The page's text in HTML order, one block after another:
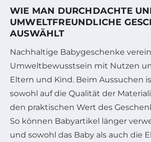
WIE MAN DURCHDACHTE
UMWELTFREUNDLICHE
AUSWÄHLT
Nachhaltige Babygeschenke
Umweltbewusstsein mit Nutzen
Eltern und Kind. Beim Aussuchen
sowohl auf die Qualität der
den praktischen Wert des
So können Babyartikel länger
und sowohl das Baby als auch die